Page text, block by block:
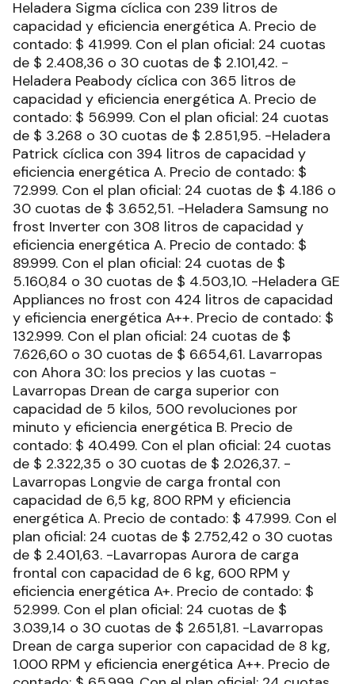
Heladera Sigma cíclica con 239 litros de
capacidad y eficiencia energética A. Precio de
contado: $ 41.999. Con el plan oficial: 24 cuotas
de $ 2.408,36 o 30 cuotas de $ 2.101,42. -
Heladera Peabody cíclica con 365 litros de
capacidad y eficiencia energética A. Precio de
contado: $ 56.999. Con el plan oficial: 24 cuotas
de $ 3.268 o 30 cuotas de $ 2.851,95. -Heladera
Patrick cíclica con 394 litros de capacidad y
eficiencia energética A. Precio de contado: $
72.999. Con el plan oficial: 24 cuotas de $ 4.186 o
30 cuotas de $ 3.652,51. -Heladera Samsung no
frost Inverter con 308 litros de capacidad y
eficiencia energética A. Precio de contado: $
89.999. Con el plan oficial: 24 cuotas de $
5.160,84 o 30 cuotas de $ 4.503,10. -Heladera GE
Appliances no frost con 424 litros de capacidad
y eficiencia energética A++. Precio de contado: $
132.999. Con el plan oficial: 24 cuotas de $
7.626,60 o 30 cuotas de $ 6.654,61. Lavarropas
con Ahora 30: los precios y las cuotas -
Lavarropas Drean de carga superior con
capacidad de 5 kilos, 500 revoluciones por
minuto y eficiencia energética B. Precio de
contado: $ 40.499. Con el plan oficial: 24 cuotas
de $ 2.322,35 o 30 cuotas de $ 2.026,37. -
Lavarropas Longvie de carga frontal con
capacidad de 6,5 kg, 800 RPM y eficiencia
energética A. Precio de contado: $ 47.999. Con el
plan oficial: 24 cuotas de $ 2.752,42 o 30 cuotas
de $ 2.401,63. -Lavarropas Aurora de carga
frontal con capacidad de 6 kg, 600 RPM y
eficiencia energética A+. Precio de contado: $
52.999. Con el plan oficial: 24 cuotas de $
3.039,14 o 30 cuotas de $ 2.651,81. -Lavarropas
Drean de carga superior con capacidad de 8 kg,
1.000 RPM y eficiencia energética A++. Precio de